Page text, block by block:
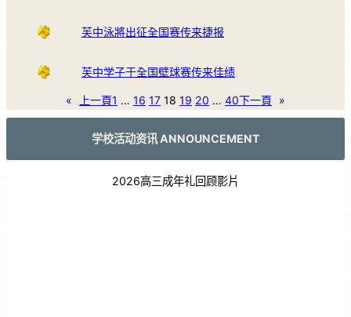
芙中泳將出征全国赛传来捷报
芙中学子于全国壁球赛传来佳绩
« 上一頁1 … 16 17 18 19 20 … 40下一頁 »
学校活动资讯 ANNOUNCEMENT
2026高三成年礼回顾影片